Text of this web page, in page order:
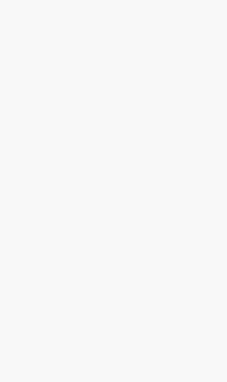
nouveau royaume
est un
canadienne des
démarque de la
l’affût des
rehaussant les
le premier à
récipiendaire du
et d’attractions au
en
Expedition », qui
investissement de